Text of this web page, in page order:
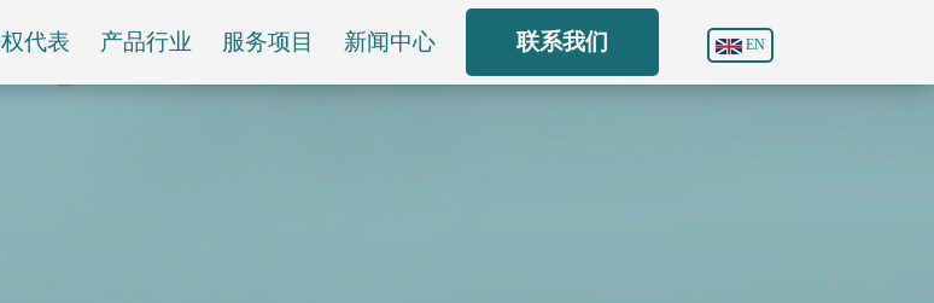
代表 产品行业 服务项目 新闻中心 联系我们 EN